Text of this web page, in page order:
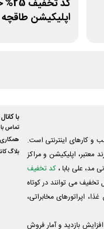
اپلیکیشن طاقچه
و‌ کارهای اینترنتی است.
اپلیکیشن و مراکز
مد، علی‌ بابا ، کد تخفیف
تخفیف می توانند در کوتاه
اپراتورهای مخابراتی،
بازدید و آمار فروش
با
تماس
همکاری
بلاگ